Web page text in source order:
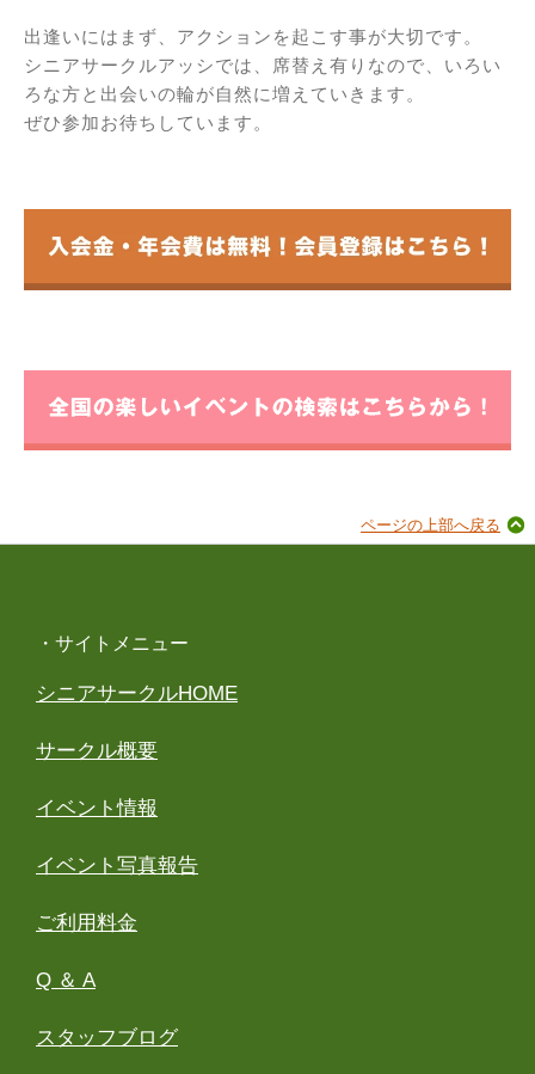
出逢いにはまず、アクションを起こす事が大切です。
シニアサークルアッシでは、席替え有りなので、いろい
ろな方と出会いの輪が自然に増えていきます。
ぜひ参加お待ちしています。
ページの上部へ戻る
・サイトメニュー
シニアサークルHOME
サークル概要
イベント情報
イベント写真報告
ご利用料金
Q ＆ A
スタッフブログ